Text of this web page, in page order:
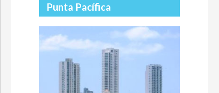
Punta Pacífica